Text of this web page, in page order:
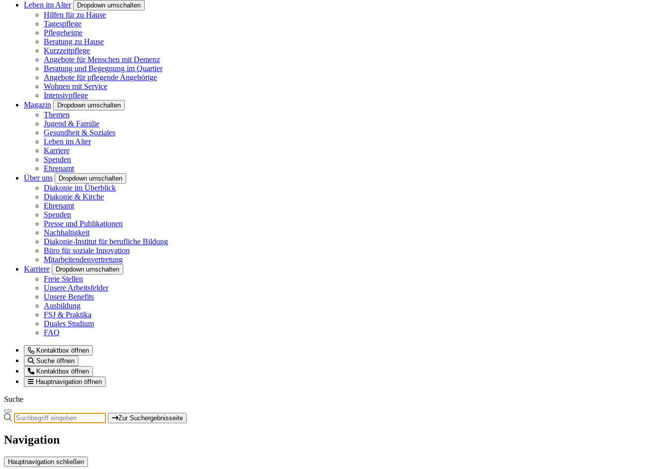
Leben im Alter
Dropdown umschalten
Hilfen für zu Hause
Tagespflege
Pflegeheime
Beratung zu Hause
Kurzzeitpflege
Angebote für Menschen mit Demenz
Beratung und Begegnung im Quartier
Angebote für pflegende Angehörige
Wohnen mit Service
Intensivpflege
Magazin
Dropdown umschalten
Themen
Jugend & Familie
Gesundheit & Soziales
Leben im Alter
Karriere
Spenden
Ehrenamt
Über uns
Dropdown umschalten
Diakonie im Überblick
Diakonie & Kirche
Ehrenamt
Spenden
Presse und Publikationen
Nachhaltigkeit
Diakonie-Institut für berufliche Bildung
Büro für soziale Innovation
Mitarbeitendenvertretung
Karriere
Dropdown umschalten
Freie Stellen
Unsere Arbeitsfelder
Unsere Benefits
Ausbildung
FSJ & Praktika
Duales Studium
FAQ
Kontaktbox öffnen
Suche öffnen
Kontaktbox öffnen
Hauptnavigation öffnen
Suche
Zur Suchergebnisseite
Navigation
Hauptnavigation schließen